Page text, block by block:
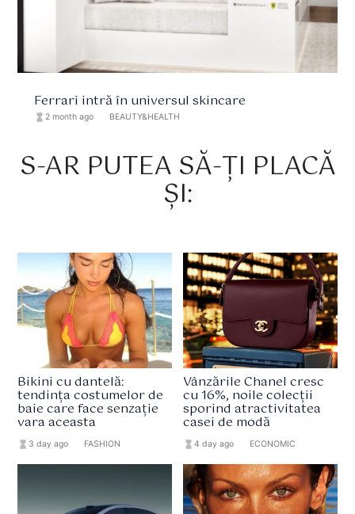
Ferrari intră în universul skincare
hourglass_full 2 month ago BEAUTY&HEALTH
S-AR PUTEA SĂ-ȚI PLACĂ
ȘI:
Bikini cu dantelă:
tendința costumelor de
baie care face senzație
vara aceasta
hourglass_full 3 day ago FASHION
Vânzările Chanel cresc
cu 16%, noile colecții
sporind atractivitatea
casei de modă
hourglass_full 4 day ago ECONOMIC